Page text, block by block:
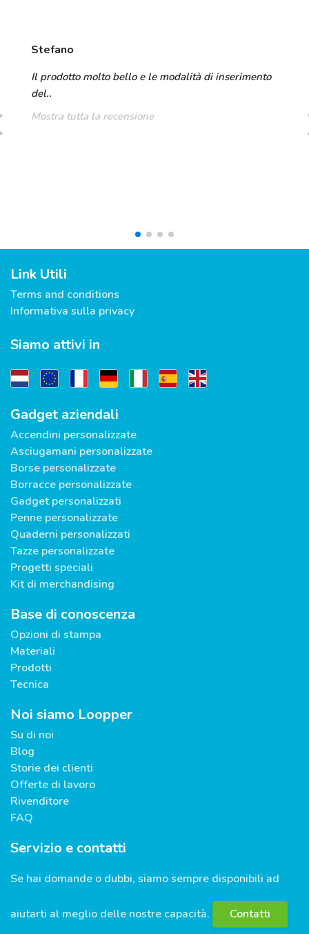
Stefano
Il prodotto molto bello e le modalità di inserimento
del..
Mostra tutta la recensione
Link Utili
Terms and conditions
Informativa sulla privacy
Siamo attivi in
Gadget aziendali
Accendini personalizzate
Asciugamani personalizzate
Borse personalizzate
Borracce personalizzate
Gadget personalizzati
Penne personalizzate
Quaderni personalizzati
Tazze personalizzate
Progetti speciali
Kit di merchandising
Base di conoscenza
Opzioni di stampa
Materiali
Prodotti
Tecnica
Noi siamo Loopper
Su di noi
Blog
Storie dei clienti
Offerte di lavoro
Rivenditore
FAQ
Servizio e contatti
Se hai domande o dubbi, siamo sempre disponibili ad
aiutarti al meglio delle nostre capacità. Contatti